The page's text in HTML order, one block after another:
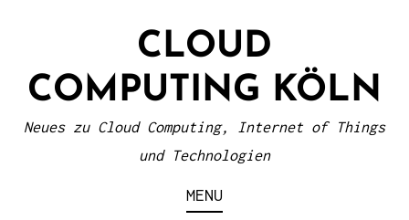
CLOUD
COMPUTING KÖLN
Neues zu Cloud Computing, Internet of Things
und Technologien
MENU